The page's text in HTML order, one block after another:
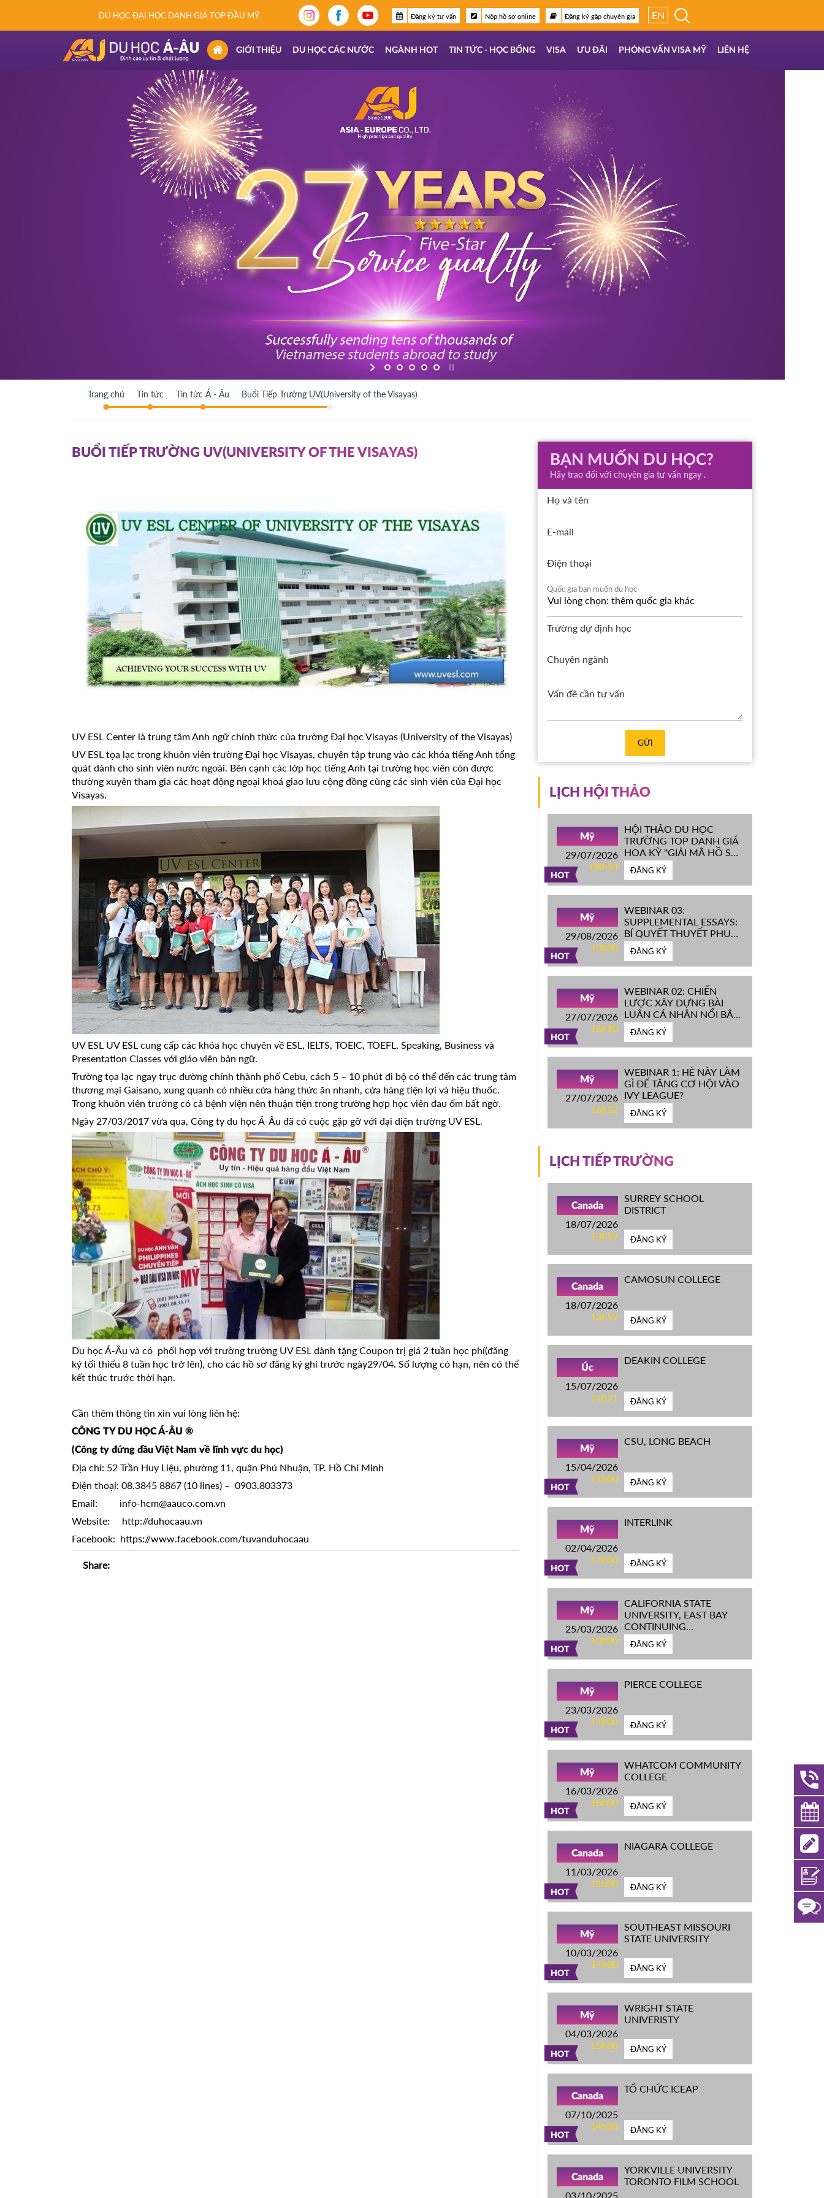
DU HỌC ĐẠI HỌC DANH GIÁ TOP ĐẦU MỸ Đăng ký tư vấn Nộp hồ sơ online Đăng ký gặp chuyên gia EN
(CURRENT)
GIỚI THIỆU DU HỌC CÁC NƯỚC NGÀNH HOT TIN TỨC - HỌC BỔNG VISA ƯU ĐÃI PHỎNG VẤN VISA MỸ LIÊN HỆ
Trang chủ Tin tức Tin tức Á - Âu Buổi Tiếp Trường UV(University of the Visayas)
BUỔI TIẾP TRƯỜNG UV(UNIVERSITY OF THE VISAYAS)
UV ESL Center là trung tâm Anh ngữ chính thức của trường Đại học Visayas (University of the Visayas)
UV ESL tọa lạc trong khuôn viên trường Đại học Visayas, chuyên tập trung vào các khóa tiếng Anh tổng
quát dành cho sinh viên nước ngoài. Bên cạnh các lớp học tiếng Anh tại trường học viên còn được
thường xuyên tham gia các hoạt động ngoại khoá giao lưu cộng đồng cùng các sinh viên của Đại học
Visayas.
UV ESL UV ESL cung cấp các khóa học chuyên về ESL, IELTS, TOEIC, TOEFL, Speaking, Business và
Presentation Classes với giáo viên bản ngữ.
Trường tọa lạc ngay trục đường chính thành phố Cebu, cách 5 – 10 phút đi bộ có thể đến các trung tâm
thương mại Gaisano, xung quanh có nhiều cửa hàng thức ăn nhanh, cửa hàng tiện lợi và hiệu thuốc.
Trong khuôn viên trường có cả bệnh viện nên thuận tiện trong trường hợp học viên đau ốm bất ngờ.
Ngày 27/03/2017 vừa qua, Công ty du học Á-Âu đã có cuộc gặp gỡ với đại diện trường UV ESL.
Du học Á-Âu và có phối hợp với trường trường UV ESL dành tặng Coupon trị giá 2 tuần học phí(đăng
ký tối thiểu 8 tuần học trở lên), cho các hồ sơ đăng ký ghi trước ngày29/04. Số lượng có hạn, nên có thể
kết thúc trước thời hạn.
Cần thêm thông tin xin vui lòng liên hệ:
CÔNG TY DU HỌC Á-ÂU ®
(Công ty đứng đầu Việt Nam về lĩnh vực du học)
Địa chỉ: 52 Trần Huy Liệu, phường 11, quận Phú Nhuận, TP. Hồ Chí Minh
Điện thoại: 08.3845 8867 (10 lines) – 0903.803373
Email: info-hcm@aauco.com.vn
Website: http://duhocaau.vn
Facebook: https://www.facebook.com/tuvanduhocaau
Share:
BẠN MUỐN DU HỌC?
Hãy trao đổi với chuyên gia tư vấn ngay .
Họ và tên
E-mail
Điện thoại
Quốc gia bạn muốn du học
Trường dự định học
Chuyên ngành
GỬI
LỊCH HỘI THẢO
HOT
Mỹ
29/07/2026
08h54
HỘI THẢO DU HỌC
TRƯỜNG TOP DANH GIÁ
HOA KỲ ''GIẢI MÃ HỒ SƠ
IVY LEAGUE''
ĐĂNG KÝ
HOT
Mỹ
29/08/2026
10h00
WEBINAR 03:
SUPPLEMENTAL ESSAYS:
BÍ QUYẾT THUYẾT PHỤC
HỘI ĐỒNG TUYỂN SINH
ĐH TOP ĐẦU MỸ
ĐĂNG KÝ
HOT
Mỹ
27/07/2026
16h10
WEBINAR 02: CHIẾN
LƯỢC XÂY DỰNG BÀI
LUẬN CÁ NHÂN NỔI BẬT
CHINH PHỤC ĐH TOP
ĐẦU MỸ
ĐĂNG KÝ
Mỹ
27/07/2026
16h22
WEBINAR 1: HÈ NÀY LÀM
GÌ ĐỂ TĂNG CƠ HỘI VÀO
IVY LEAGUE?
ĐĂNG KÝ
LỊCH TIẾP TRƯỜNG
Canada
18/07/2026
13h59
SURREY SCHOOL
DISTRICT
ĐĂNG KÝ
Canada
18/07/2026
13h59
CAMOSUN COLLEGE
ĐĂNG KÝ
Úc
15/07/2026
14h21
DEAKIN COLLEGE
ĐĂNG KÝ
HOT
Mỹ
15/04/2026
11h00
CSU, LONG BEACH
ĐĂNG KÝ
HOT
Mỹ
02/04/2026
14h00
INTERLINK
ĐĂNG KÝ
HOT
Mỹ
25/03/2026
10h00
CALIFORNIA STATE
UNIVERSITY, EAST BAY
CONTINUING
EDUCATION
ĐĂNG KÝ
HOT
Mỹ
23/03/2026
14h00
PIERCE COLLEGE
ĐĂNG KÝ
HOT
Mỹ
16/03/2026
16h00
WHATCOM COMMUNITY
COLLEGE
ĐĂNG KÝ
HOT
Canada
11/03/2026
11h00
NIAGARA COLLEGE
ĐĂNG KÝ
HOT
Mỹ
10/03/2026
14h00
SOUTHEAST MISSOURI
STATE UNIVERSITY
ĐĂNG KÝ
HOT
Mỹ
04/03/2026
15h00
WRIGHT STATE
UNIVERISTY
ĐĂNG KÝ
HOT
Canada
07/10/2025
14h30
TỔ CHỨC ICEAP
ĐĂNG KÝ
Canada
03/10/2025
YORKVILLE UNIVERSITY
TORONTO FILM SCHOOL